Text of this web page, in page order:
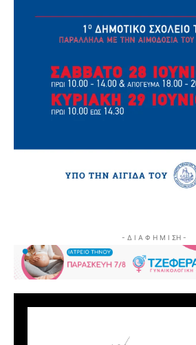
- Δ Ι Α Φ Η Μ Ι ΣΗ -